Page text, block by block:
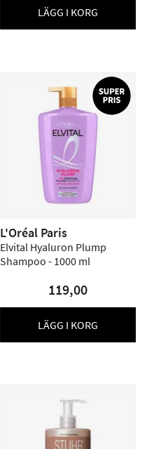
LÄGG I KORG
L'Oréal Paris
Elvital Hyaluron Plump
Shampoo - 1000 ml
119,00
LÄGG I KORG